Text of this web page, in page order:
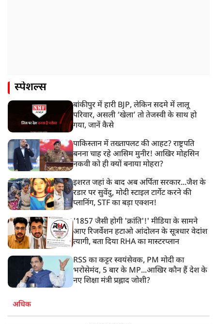
स्पेशल्स
बांकीपुर में हारी BJP, लेकिन सदमे में लालू
परिवार, असली ‘खेला’ तो तेजस्वी के साथ हो
गया, जानें कैसे
पाकिस्तान में तख्तापलट की आहट? राष्ट्रपति
बनना चाह रहे आसिम मुनीर! आखिर मोहसिन
नकवी को ही क्यों बनाया मोहरा?
इशरत जहां के बाद अब अर्पिता सरकार...जैश के
रडार पर सुवेंदु, मोदी स्टाइल टार्गेट करने की
प्लानिंग, STF का बड़ा एक्शन!
'1857 जैसी होगी 'क्रांति'!' मीडिया के सामने
आए रिजर्वेशन हटाओ आंदोलन के सूत्रधार वेदांश
त्यागी, बता दिया RHA का मास्टरप्लान
RSS का कट्टर स्वयंसेवक, PM मोदी का
भरोसेमंद, 5 बार के MP...आखिर कौन हैं देश के
नए शिक्षा मंत्री प्रह्लाद जोशी?
अधिक